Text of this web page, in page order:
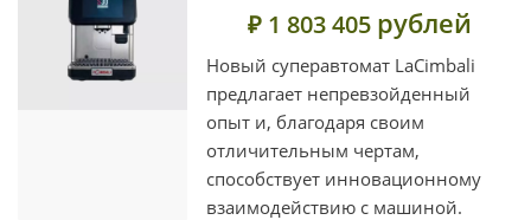
₽ 1 803 405 рублей
Новый суперавтомат LaCimbali
предлагает непревзойденный
опыт и, благодаря своим
отличительным чертам,
способствует инновационному
взаимодействию с машиной.